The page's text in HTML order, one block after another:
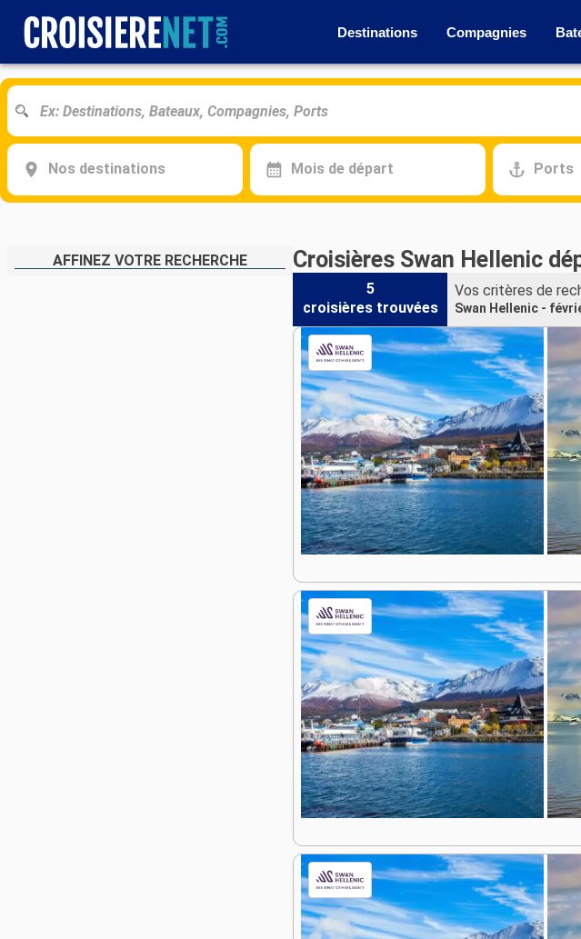
Destinations Compagnies
Nos destinations Mois de départ Ports
AFFINEZ VOTRE RECHERCHE Croisières Swan Hellenic
5
croisières trouvées
Vos critères de
Swan Hellenic -